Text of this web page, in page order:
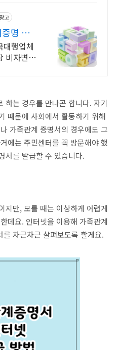
고
명 외
자비
대행업체
비자변경
하는 경우를 만나곤 합니다. 자기
때문에 사회에서 활동하기 위해
가족관계 증명서의 경우에도 그
에는 주민센터를 꼭 방문해야 했
서를 발급할 수 있습니다.
지만, 모를 때는 이상하게 어렵게
데요. 인터넷을 이용해 가족관계
차근차근 살펴보도록 할게요.